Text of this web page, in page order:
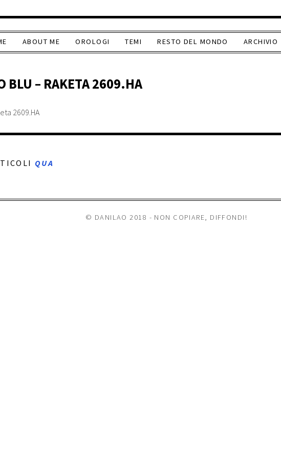
ABOUT ME OROLOGI TEMI RESTO DEL MONDO ARCHIVIO
BLU – RAKETA 2609.HA
QUA
© DANILAO 2018 - NON COPIARE, DIFFONDI!